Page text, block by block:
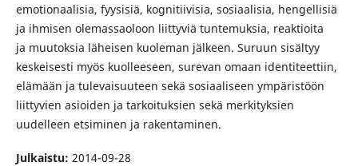
emotionaalisia, fyysisiä, kognitiivisia, sosiaalisia, hengellisiä
ja ihmisen olemassaoloon liittyviä tuntemuksia, reaktioita
ja muutoksia läheisen kuoleman jälkeen. Suruun sisältyy
keskeisesti myös kuolleeseen, surevan omaan identiteettiin,
elämään ja tulevaisuuteen sekä sosiaaliseen ympäristöön
liittyvien asioiden ja tarkoituksien sekä merkityksien
uudelleen etsiminen ja rakentaminen.
Julkaistu: 2014-09-28